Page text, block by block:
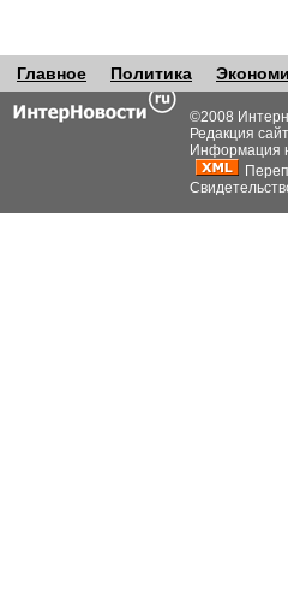
Главное Политика
©2008
Редакция
Информация